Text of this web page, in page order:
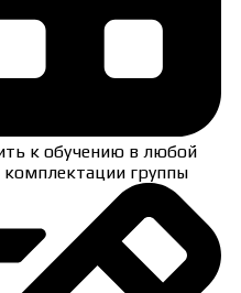
к обучению в любой
группы